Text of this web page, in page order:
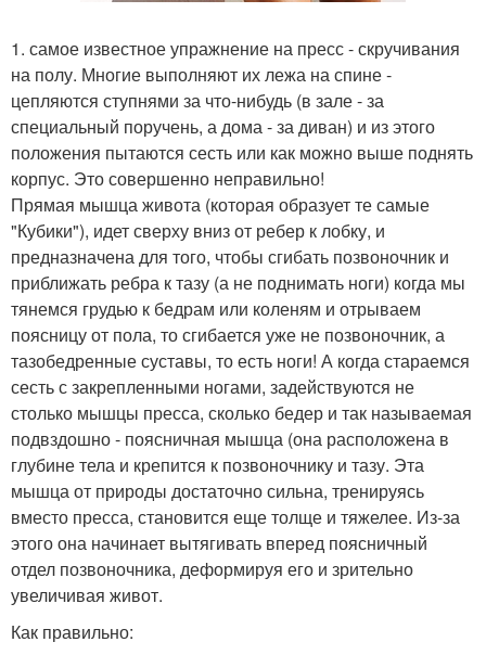
1. самое известное упражнение на пресс - скручивания
на полу. Многие выполняют их лежа на спине -
цепляются ступнями за что-нибудь (в зале - за
специальный поручень, а дома - за диван) и из этого
положения пытаются сесть или как можно выше поднять
корпус. Это совершенно неправильно!
Прямая мышца живота (которая образует те самые
"Кубики"), идет сверху вниз от ребер к лобку, и
предназначена для того, чтобы сгибать позвоночник и
приближать ребра к тазу (а не поднимать ноги) когда мы
тянемся грудью к бедрам или коленям и отрываем
поясницу от пола, то сгибается уже не позвоночник, а
тазобедренные суставы, то есть ноги! А когда стараемся
сесть с закрепленными ногами, задействуются не
столько мышцы пресса, сколько бедер и так называемая
подвздошно - поясничная мышца (она расположена в
глубине тела и крепится к позвоночнику и тазу. Эта
мышца от природы достаточно сильна, тренируясь
вместо пресса, становится еще толще и тяжелее. Из-за
этого она начинает вытягивать вперед поясничный
отдел позвоночника, деформируя его и зрительно
увеличивая живот.
Как правильно: